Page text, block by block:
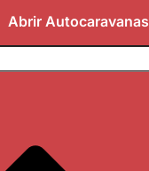
Abrir Autocaravanas